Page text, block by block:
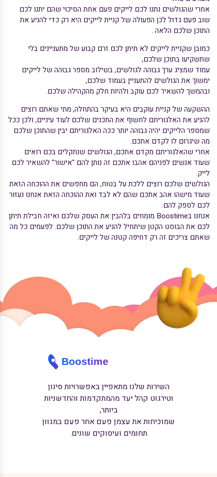
אחרי שהגולשים נתנו לכם לייקים פעם אחת הסיכוי שהם יתנו לכם
שוב פעם גדול לכן הפעולה של קניית לייקים היא רק כדי להניע את
התוכן שלכם הלאה .
כמובן שקניית לייקים לא תיתן לכם זרם קבוע של מתעניינים בלי
שתשקיעו בתוכן שלכם,
עמוד שמציג ערך גבוהה לגולשים, בשילוב מספר גבוהה של לייקים
ימשוך את הגולשים להתעניין בעמוד שלכם,
ובהמשך להשאיר לכם עוקב ולהיות חלק מהקהילה שלכם.
ההשקעה של קניית עוקבים היא בעיקר בהתחלה, מתי שאתם רוצים
להניע את האלגוריתם לחשוף את התכנים שלכם לעוד עיניים, ולכן ככל
שמספר הלייקים יהיה גבוהה יותר ככה האלגוריתם יבין שהתוכן שלכם
מה שיגרום לו לקדם אתכם.
אחרי שהאלגוריתם מקדם אתכם, הגולשים שנתקלים בכם רואים
שעוד אנשים לפניהם אהבו אתכם זה נותן להם "אישור" להשאיר לכם
לייק.
הגולשים שלכם רוצים ללכת על בטוח, הם מחפשים את ההוכחה הזאת
שעוד מישהו אהב אתכם שהם לא לבד ואת ההוכחה הזאת אנחנו נעזור
לכם לספק להם.
אנחנו בBoostime מומחים בלהבין את העסק שלכם ואיזה חבילת תיתן
לכם את הבוסט הקטן שיתחיל להניע את התוכן שלכם. לפעמים כל מה
שאתם צריכים זה רק דחיפה קטנה של לייקים.
השירות שלנו מתאפיין באפשרויות סינון
וטירגוט קהל יעד מהמתקדמות והחדשניות
ביותר,
שמוכיחות את עצמן פעם אחר פעם במגוון
תחומים ועיסוקים שונים.